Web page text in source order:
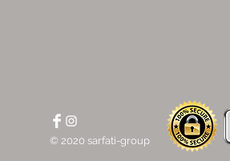
© 2020 sarfati-group